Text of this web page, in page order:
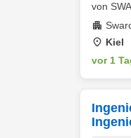
von
Kiel
vor 1